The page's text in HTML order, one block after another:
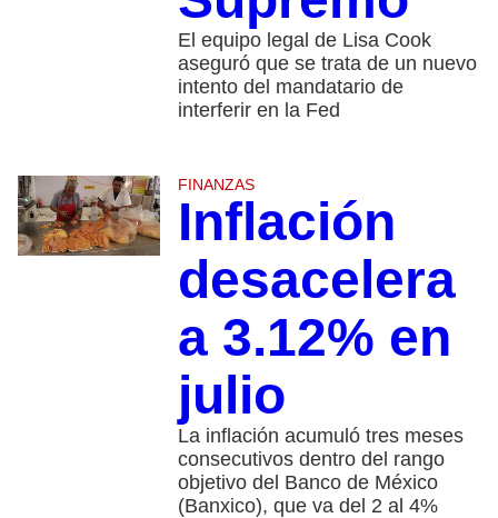
El equipo legal de Lisa Cook
aseguró que se trata de un nuevo
intento del mandatario de
interferir en la Fed
FINANZAS
Inflación
desacelera
a 3.12% en
julio
La inflación acumuló tres meses
consecutivos dentro del rango
objetivo del Banco de México
(Banxico), que va del 2 al 4%